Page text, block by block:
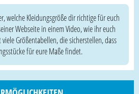
welche Kleidungsgröße dir richtige für euch
Webseite in einem Video, wie ihr euch
Größentabellen, die sicherstellen, dass
für eure Maße findet.